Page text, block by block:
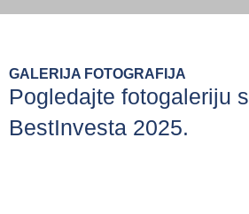
GALERIJA FOTOGRAFIJA
Pogledajte fotogaleriju s
BestInvesta 2025.